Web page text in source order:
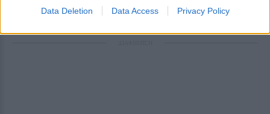
Data Deletion Data Access Privacy Policy